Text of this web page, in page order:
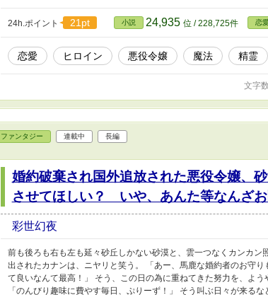
24h.ポイント 21pt 小説 24,935 位 / 228,725件 恋
恋愛 ヒロイン 悪役令嬢 魔法 精霊
文字
ファンタジー 連載中 長編
婚約破棄され国外追放された悪役令嬢、
させてほしい？ いや、あんた等なんざ
彩世幻夜
前も後ろも右も左も延々砂丘しかない砂漠と、雲一つなくカンカン
出されたカナンは、ニヤリと笑う。 「あー、馬鹿な婚約者のお守
て良いなんて最高！」 そう、この日の為に重ねてきた努力を、よ
「のんびり趣味に費やす毎日、ぷりーず！」 そう叫ぶ日々が来る